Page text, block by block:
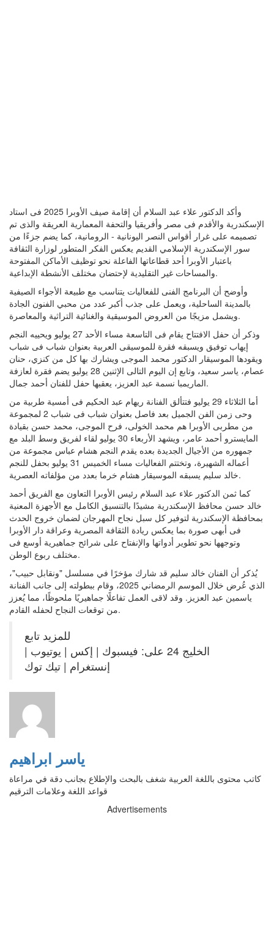
وأكد الدكتور علاء عبد السلام أن إقامة صيف الأوبرا 2025 فى استاد
الإسكندرية والأقدم فى مصر وأفريقيا والتحفة المعمارية العريقة والذى تم
تصميمه على غرار أقواس النصر اليونانية - الرومانية، كما يضم جزءًا من
سور الإسكندرية الإسلامي القديم يعكس الفكر المتطور لوزارة الثقافة
باعتبار الأوبرا أحد قطاعاتها الفاعلة نحو توظيف الأماكن المفتوحة
والمساحات غير التقليدية لإحتضان مختلف الأنشطة الإبداعية.
وأوضح أن البرنامج الفنى للفعاليات يتناسب مع طبيعة الأجواء الصيفية
بالمدينة الساحلية، ويعمل على جذب أكبر عدد من محبي الفنون الجادة
ويشمل مزيجًا من العروض الموسيقية والغنائية التراثية والمعاصرة.
وذكر أن حفل الافتتاح يقام فى التاسعة مساء الأحد 27 يوليو ويحييه النجم
إيهاب توفيق ويسبقه فقرة للموسيقى العربية بعنوان شباب فى شباب
ويقودها الموسيقار الدكتور محمد الموجى ويشارك بها كل من كنزي، حنان
عصام، ياسر سعيد، وتابع إن اليوم التالى الإثنين 28 يوليو يضم فقرة لعازفة
الماريمبا نسمة عبد العزيز، يعقبها حفل للفنان أحمد جمال.
أما الثلاثاء 29 يوليو فتتألق الفنانة ريهام عبد الحكيم فى أمسية طربية من
وحى زمن الفن الجميل بعد فاصل بعنوان شباب فى شباب 2 لمجموعة
من مطربى الأوبرا هم محمد الخولى، فرح الموجى، محمد حسن بقيادة
المايسترو أحمد عامر، ويشهد الأربعاء 30 يوليو لقاء لفريق وسط البلد مع
جمهوره من الأجيال الجديدة بعده يقدم النجم هشام عباس مجموعة من
أعماله الشهيرة، وتختتم الفعاليات مساء الخميس 31 يوليو بحفل للنجم
خالد سليم يسبقه الموسيقار هشام خرما بعدد من مؤلفاته العصرية.
كما ثمن الدكتور علاء عبد السلام رئيس الأوبرا التعاون مع الفريق أحمد
خالد حسن محافظ الإسكندرية مشيدًا بالتنسيق الكامل مع الأجهزة المعنية
بمحافظة الإسكندرية لتوفير كل سبل نجاح المهرجان لضمان خروج الحدث
فى أبهى صورة بما يعكس ريادة الثقافة المصرية وعراقة دار الأوبرا
وتوجهها نحو تطوير أدواتها والإنفتاح على شرائح جماهيرية أوسع فى
مختلف ربوع الوطن.
يُذكر أن الفنان خالد سليم قد شارك مؤخرًا في مسلسل "ونقابل حبيب"،
الذي عُرض خلال الموسم الرمضاني 2025، وقام ببطولته إلى جانب الفنانة
ياسمين عبد العزيز. وقد لاقى العمل تفاعلًا جماهيريًا ملحوظًا، مما يُعزز
من توقعات النجاح لحفله القادم.
للمزيد تابع
الخليج 24 على: فيسبوك | إكس | يوتيوب |
إنستغرام | تيك توك
ياسر ابراهيم
كاتب محتوى باللغة العربية شغف بالبحث والإطلاع بجانب دقة في مراعاة
قواعد اللغة وعلامات الترقيم
Advertisements